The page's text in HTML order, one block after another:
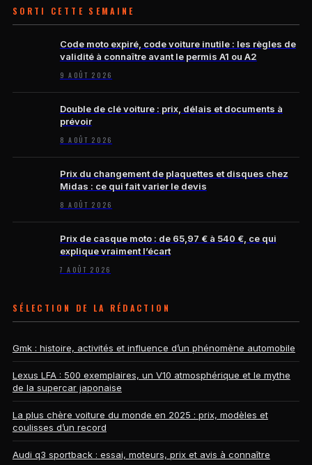
SORTI CETTE SEMAINE
Code moto expiré, code voiture inutile : les règles de
validité à connaître avant le permis A1 ou A2
9 AOÛT 2026
Double de clé voiture : prix, délais et documents à
prévoir
8 AOÛT 2026
Prix du changement de plaquettes et disques chez
Midas : ce qui fait varier le devis
8 AOÛT 2026
Prix de casque moto : de 65,97 € à 540 €, ce qui
explique vraiment l’écart
7 AOÛT 2026
SÉLECTION DE LA RÉDACTION
Gmk : histoire, activités et influence d’un phénomène automobile
Lexus LFA : 500 exemplaires, un V10 atmosphérique et le mythe
de la supercar japonaise
La plus chère voiture du monde en 2025 : prix, modèles et
coulisses d’un record
Audi q3 sportback : essai, moteurs, prix et avis à connaître